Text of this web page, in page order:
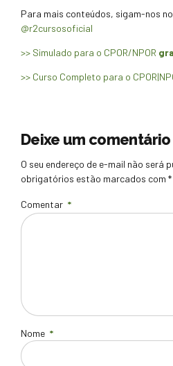
Para mais conteúdos, sigam-nos
@r2cursosoficial
>> Simulado para o CPOR/NPOR
>> Curso Completo para o
Deixe um comentário
O seu endereço de e-mail não será
obrigatórios estão marcados com *
Comentar *
Nome *